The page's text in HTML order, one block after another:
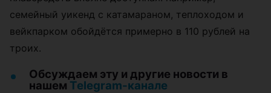
семейный уикенд с катамараном, теплоходом и
вейкпарком обойдётся примерно в 110 рублей на
троих.
Обсуждаем эту и другие новости в
нашем Telegram-канале